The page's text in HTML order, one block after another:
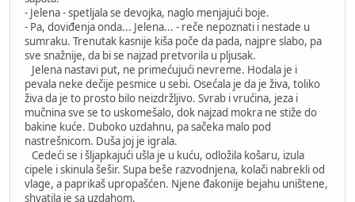
- Jelena - spetljala se devojka, naglo menjajući boje.
- Pa, doviđenja onda... Jelena... - reče nepoznati i nestade u
sumraku. Trenutak kasnije kiša poče da pada, najpre slabo, pa
sve snažnije, da bi se najzad pretvorila u pljusak.
Jelena nastavi put, ne primećujući nevreme. Hodala je i
pevala neke dečije pesmice u sebi. Osećala je da je živa, toliko
živa da je to prosto bilo neizdržljivo. Svrab i vrućina, jeza i
mučnina sve se to uskomešalo, dok najzad mokra ne stiže do
bakine kuće. Duboko uzdahnu, pa sačeka malo pod
nastrešnicom. Duša joj je igrala.
Cedeći se i šljapkajući ušla je u kuću, odložila košaru, izula
cipele i skinula šešir. Supa beše razvodnjena, kolači nabrekli od
vlage, a paprikaš upropašćen. Njene đakonije bejahu uništene,
shvatila je sa uzdahom.